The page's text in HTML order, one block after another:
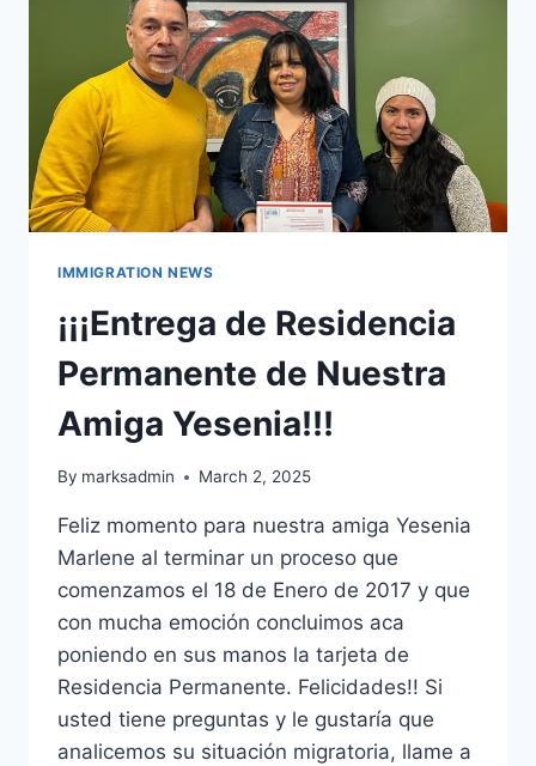
IMMIGRATION NEWS
¡¡¡Entrega de Residencia
Permanente de Nuestra
Amiga Yesenia!!!
By marksadmin March 2, 2025
Feliz momento para nuestra amiga Yesenia
Marlene al terminar un proceso que
comenzamos el 18 de Enero de 2017 y que
con mucha emoción concluimos aca
poniendo en sus manos la tarjeta de
Residencia Permanente. Felicidades!! Si
usted tiene preguntas y le gustaría que
analicemos su situación migratoria, llame a